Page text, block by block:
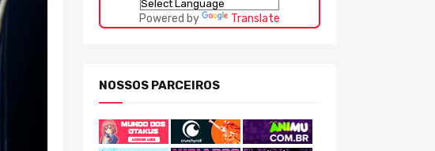
Powered by Translate
NOSSOS PARCEIROS